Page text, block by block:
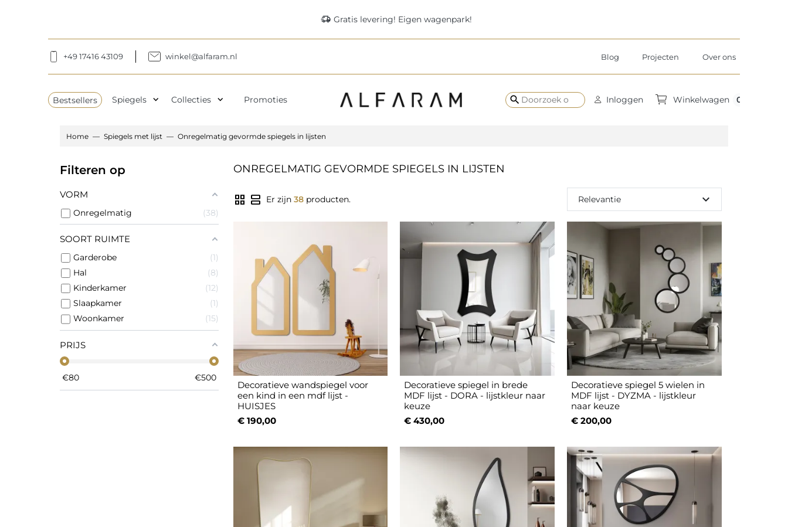
delivery_truck_speed Gratis levering! Eigen wagenpark!
+49 17416 43109 winkel@alfaram.nl Blog Projecten Over ons
Bestsellers Spiegels expand_more Collecties expand_more Promoties search Inloggen Winkelwagen 0
Home Spiegels met lijst Onregelmatig gevormde spiegels in lijsten
Filteren op
VORM
Onregelmatig 38
SOORT RUIMTE
Garderobe
1
Hal
8
Kinderkamer
12
Slaapkamer
1
Woonkamer
15
PRIJS
€80 €500
ONREGELMATIG GEVORMDE SPIEGELS IN LIJSTEN
grid_view view_agenda Er zijn 38producten. Relevantie expand_more
Decoratieve wandspiegel voor
een kind in een mdf lijst -
HUISJES
€ 190,00
Decoratieve spiegel in brede
MDF lijst - DORA - lijstkleur naar
keuze
€ 430,00
Decoratieve spiegel 5 wielen in
MDF lijst - DYZMA - lijstkleur
naar keuze
€ 200,00